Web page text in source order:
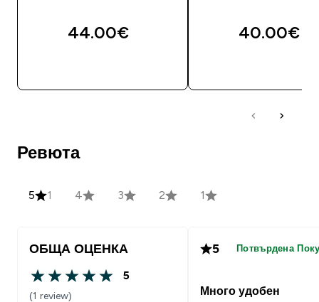
44.00€‎ 40.00€‎
Ревюта
5 1 4 3 2 1
ОБЩА ОЦЕНКА
5 out of 5 stars
5
(1 review)
5 Потвърдена
Много удобен